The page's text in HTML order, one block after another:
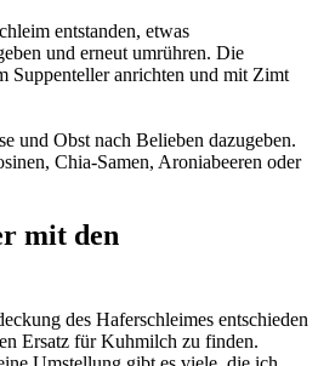
entstanden, etwas
und erneut umrühren. Die
Suppenteller anrichten und mit Zimt
und Obst nach Belieben dazugeben.
Chia-Samen, Aroniabeeren oder
mit den
des Haferschleimes entschieden
Ersatz für Kuhmilch zu finden.